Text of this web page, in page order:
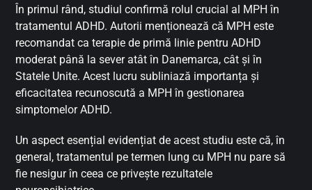
În primul rând, studiul confirmă rolul crucial al MPH în
tratamentul ADHD. Autorii menționează că MPH este
recomandat ca terapie de primă linie pentru ADHD
moderat până la sever atât în Danemarca, cât și în
Statele Unite. Acest lucru subliniază importanța și
eficacitatea recunoscută a MPH în gestionarea
simptomelor ADHD.
Un aspect esențial evidențiat de acest studiu este că, în
general, tratamentul pe termen lung cu MPH nu pare să
fie nesigur în ceea ce privește rezultatele